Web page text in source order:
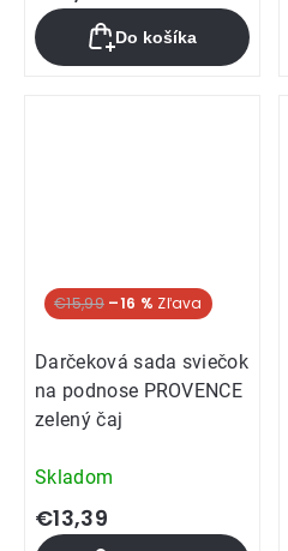
produktu
je
5,0
Do košíka
€15,99 –16 %
Darčeková sada sviečok
na podnose PROVENCE
zelený čaj
Skladom
€13,39